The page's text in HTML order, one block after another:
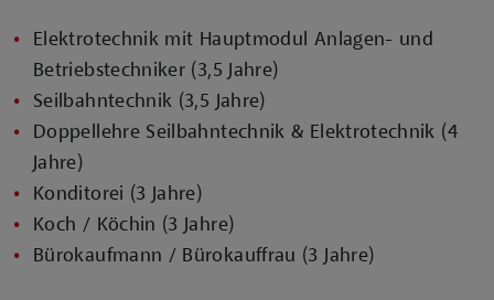
Elektrotechnik mit Hauptmodul Anlagen- und
Betriebstechniker (3,5 Jahre)
Seilbahntechnik (3,5 Jahre)
Doppellehre Seilbahntechnik & Elektrotechnik (4
Jahre)
Konditorei (3 Jahre)
Koch / Köchin (3 Jahre)
Bürokaufmann / Bürokauffrau (3 Jahre)